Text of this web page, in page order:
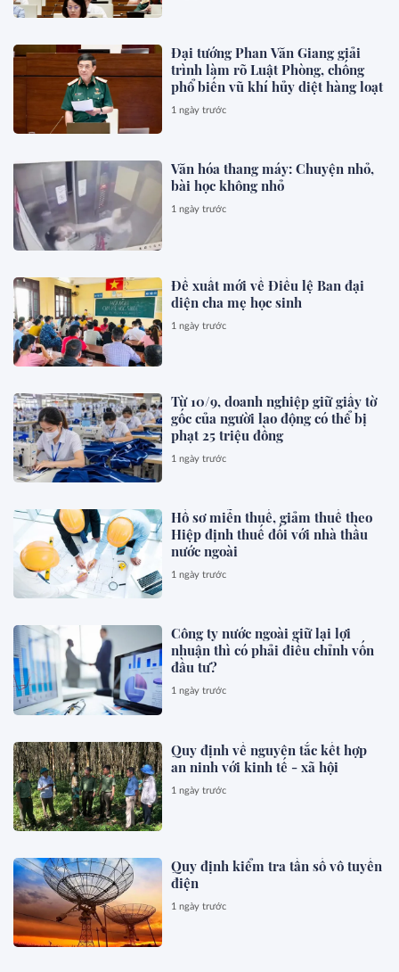
Đại tướng Phan Văn Giang giải
trình làm rõ Luật Phòng, chống
phổ biến vũ khí hủy diệt hàng loạt
1 ngày trước
Văn hóa thang máy: Chuyện nhỏ,
bài học không nhỏ
1 ngày trước
Đề xuất mới về Điều lệ Ban đại
diện cha mẹ học sinh
1 ngày trước
Từ 10/9, doanh nghiệp giữ giấy tờ
gốc của người lao động có thể bị
phạt 25 triệu đồng
1 ngày trước
Hồ sơ miễn thuế, giảm thuế theo
Hiệp định thuế đối với nhà thầu
nước ngoài
1 ngày trước
Công ty nước ngoài giữ lại lợi
nhuận thì có phải điều chỉnh vốn
đầu tư?
1 ngày trước
Quy định về nguyên tắc kết hợp
an ninh với kinh tế - xã hội
1 ngày trước
Quy định kiểm tra tần số vô tuyến
điện
1 ngày trước